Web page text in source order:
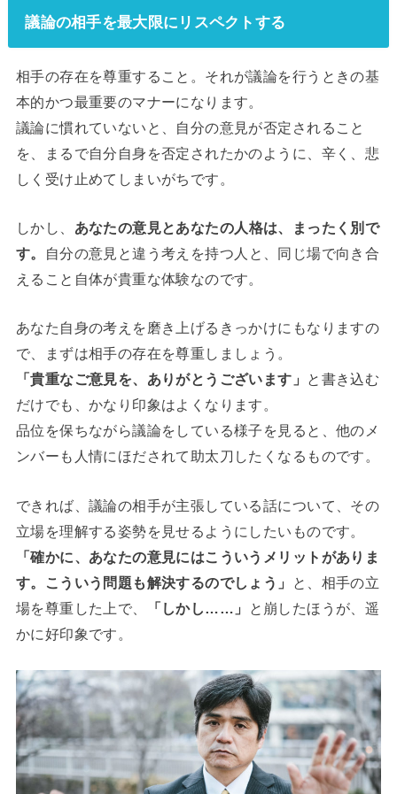
議論の相手を最大限にリスペクトする
相手の存在を尊重すること。それが議論を行うときの基
本的かつ最重要のマナーになります。
議論に慣れていないと、自分の意見が否定されること
を、まるで自分自身を否定されたかのように、辛く、悲
しく受け止めてしまいがちです。
しかし、 あなたの意見とあなたの人格は、まったく別で
す。
自分の意見と違う考えを持つ人と、同じ場で向き合
えること自体が貴重な体験なのです。
あなた自身の考えを磨き上げるきっかけにもなりますの
で、まずは相手の存在を尊重しましょう。
「貴重なご意見を、ありがとうございます」
と書き込む
だけでも、かなり印象はよくなります。
品位を保ちながら議論をしている様子を見ると、他のメ
ンバーも人情にほだされて助太刀したくなるものです。
できれば、議論の相手が主張している話について、その
立場を理解する姿勢を見せるようにしたいものです。
「確かに、あなたの意見にはこういうメリットがありま
す。こういう問題も解決するのでしょう」
と、相手の立
場を尊重した上で、
「しかし……」
と崩したほうが、遥
かに好印象です。